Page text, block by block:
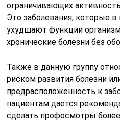
ограничивающих
Это заболевания, которые в
ухудшают функции
хронические болезни без
Также в данную группу
риском развития болезни
предрасположенность к
пациентам дается
сделать профосмотры